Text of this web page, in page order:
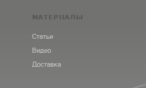
МАТЕРИАЛЫ
Статьи
Видео
Доставка